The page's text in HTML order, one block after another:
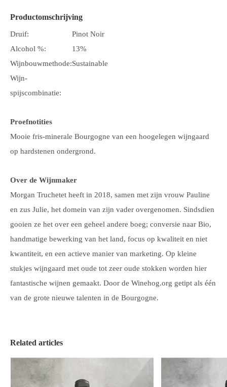
Productomschrijving
Druif:
Pinot Noir
Alcohol %:
13%
Wijnbouwmethode:Sustainable
Wijn-
spijscombinatie:
Proefnotities
Mooie fris-minerale Bourgogne van een hoogelegen wijngaard
op hardstenen ondergrond.
Over de Wijnmaker
Morgan Truchetet heeft in 2018, samen met zijn vrouw Pauline
en zus Julie, het domein van zijn vader overgenomen. Sindsdien
gooien ze het over een geheel andere boeg; conversie naar Bio,
handmatige bewerking van het land, focus op kwaliteit en niet
kwantiteit, en een actieve manier van marketing. Op kleine
stukjes wijngaard met oude tot zeer oude stokken worden hier
fantastische wijnen gemaakt. Door de Winehog.org getipt als één
van de grote nieuwe talenten in de Bourgogne.
Related articles